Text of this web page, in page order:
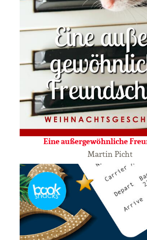
Eine außergewöhnliche
Martin Picht